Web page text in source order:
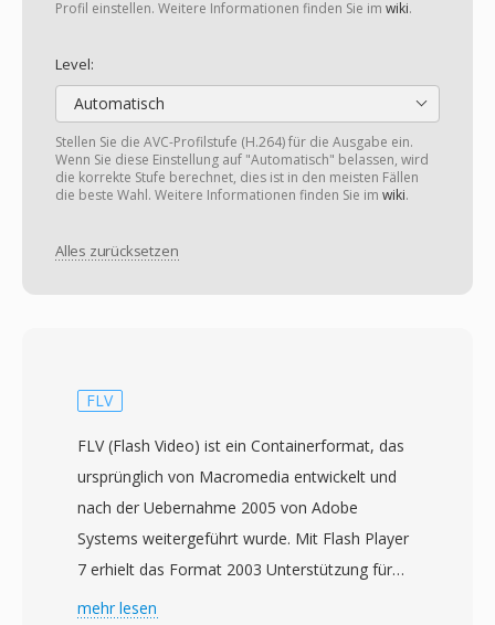
Profil einstellen. Weitere Informationen finden Sie im wiki.
Level:
Automatisch
Stellen Sie die AVC-Profilstufe (H.264) für die Ausgabe ein.
Wenn Sie diese Einstellung auf "Automatisch" belassen, wird
die korrekte Stufe berechnet, dies ist in den meisten Fällen
die beste Wahl. Weitere Informationen finden Sie im wiki.
Alles zurücksetzen
FLV
FLV (Flash Video) ist ein Containerformat, das
ursprünglich von Macromedia entwickelt und
nach der Uebernahme 2005 von Adobe
Systems weitergeführt wurde. Mit Flash Player
7 erhielt das Format 2003 Unterstützung für
eigenständige Wiedergabe und wurde rasch
mehr lesen